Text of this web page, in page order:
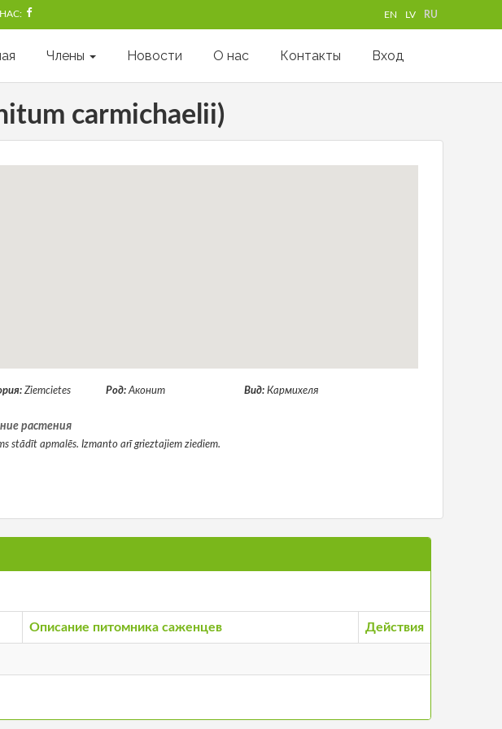
EN LV RU
Члены Новости О нас Контакты Вход
carmichaelii)
Ziemcietes Род: Аконит Вид: Кармихеля
растения
stādīt apmalēs. Izmanto arī grieztajiem ziediem.
Описание питомника саженцев Действия